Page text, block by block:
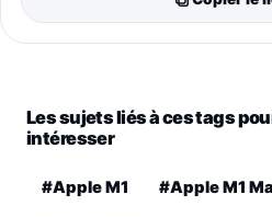
Les sujets liés à ces tags
intéresser
#Apple M1 #Apple M1